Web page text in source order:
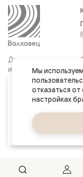
Двери
и интерьерные
решения
Сайт не является
Правовая информация
Мы используем
отказаться от